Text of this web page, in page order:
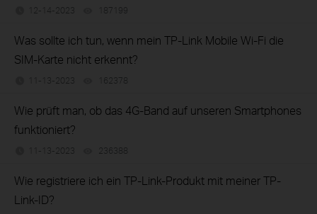
12-14-2023 187199
Was sollte ich tun, wenn mein TP-Link Mobile Wi-Fi die
SIM-Karte nicht erkennt?
11-13-2023 162378
Wie prüft man, ob das 4G-Band auf unseren Smartphones
funktioniert?
11-13-2023 236388
Wie registriere ich ein TP-Link-Produkt mit meiner TP-
Link-ID?